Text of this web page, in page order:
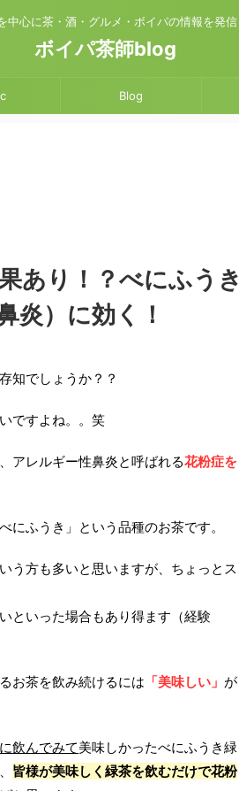
中心に茶・酒・グルメ・ボイパの情報を発信
ボイパ茶師blog
Blog
あり！？べにふうき
炎）に効く！
知でしょうか？？
ですよね。。笑
アレルギー性鼻炎と呼ばれる花粉症を
ふうき」という品種のお茶です。
う方も多いと思いますが、ちょっとス
といった場合もあり得ます（経験
お茶を飲み続けるには 「美味しい」 が
飲んでみて美味しかったべにふうき緑
皆様が美味しく緑茶を飲むだけで花粉